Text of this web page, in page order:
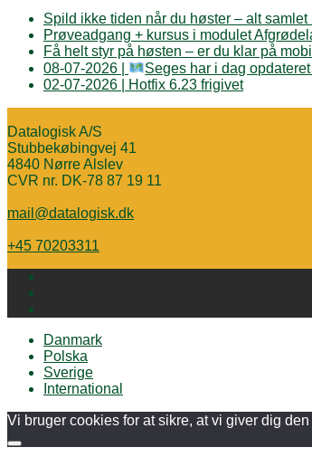
Spild ikke tiden når du høster – alt samlet
Prøveadgang + kursus i modulet
Få helt styr på høsten – er du klar på
08-07-2026 |
Seges har i dag
02-07-2026 | Hotfix 6.23 frigivet
Datalogisk A/S
Stubbekøbingvej 41
4840 Nørre Alslev
CVR nr. DK-78 87 19 11
mail@datalogisk.dk
+45 70203311
Danmark
Polska
Sverige
International
Vi bruger cookies for at sikre, at vi giver dig